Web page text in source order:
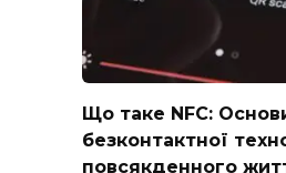
Що таке NFC:
безконтактної
повсякденного